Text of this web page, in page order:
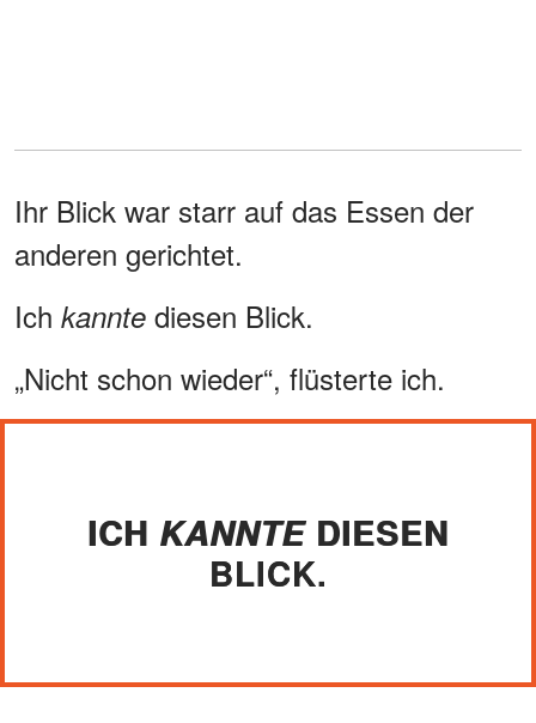
Ihr Blick war starr auf das Essen der
anderen gerichtet.
Ich kannte diesen Blick.
„Nicht schon wieder“, flüsterte ich.
ICH KANNTEDIESEN
BLICK.